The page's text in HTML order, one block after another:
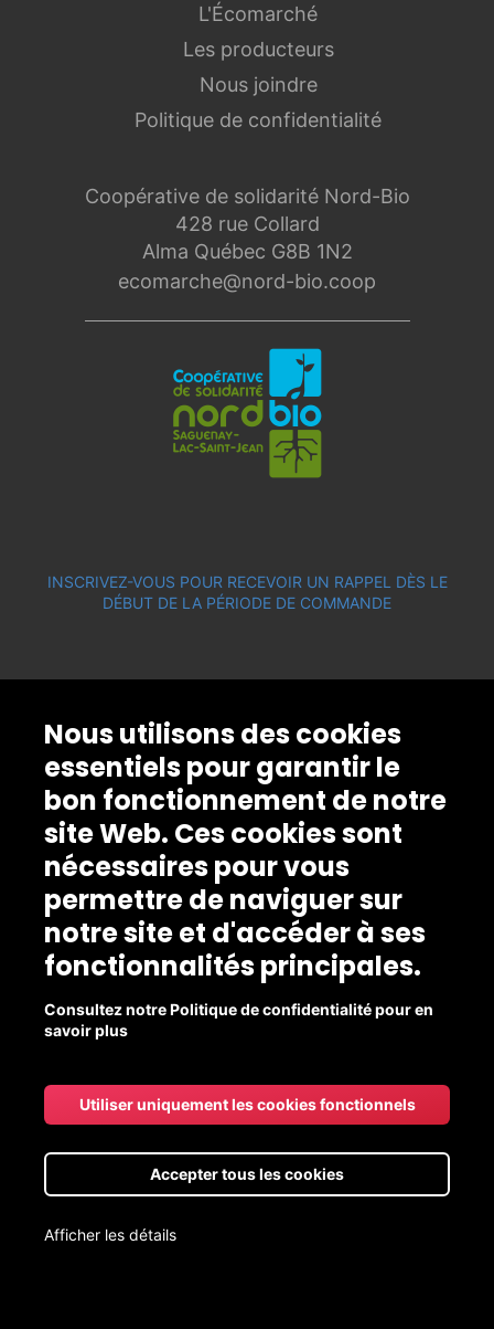
Coopérative de solidarité Nord-Bio
428 rue Collard
Alma Québec G8B 1N2
ecomarche@nord-bio.coop
L'Écomarché
Les producteurs
Nous joindre
Politique de confidentialité
INSCRIVEZ-VOUS POUR RECEVOIR UN RAPPEL DÈS LE
DÉBUT DE LA PÉRIODE DE COMMANDE
Nous utilisons des cookies
essentiels pour garantir le
bon fonctionnement de notre
site Web. Ces cookies sont
nécessaires pour vous
permettre de naviguer sur
notre site et d'accéder à ses
fonctionnalités principales.
Consultez notre Politique de confidentialité pour en
savoir plus
Utiliser uniquement les cookies fonctionnels
Accepter tous les cookies
Afficher les détails